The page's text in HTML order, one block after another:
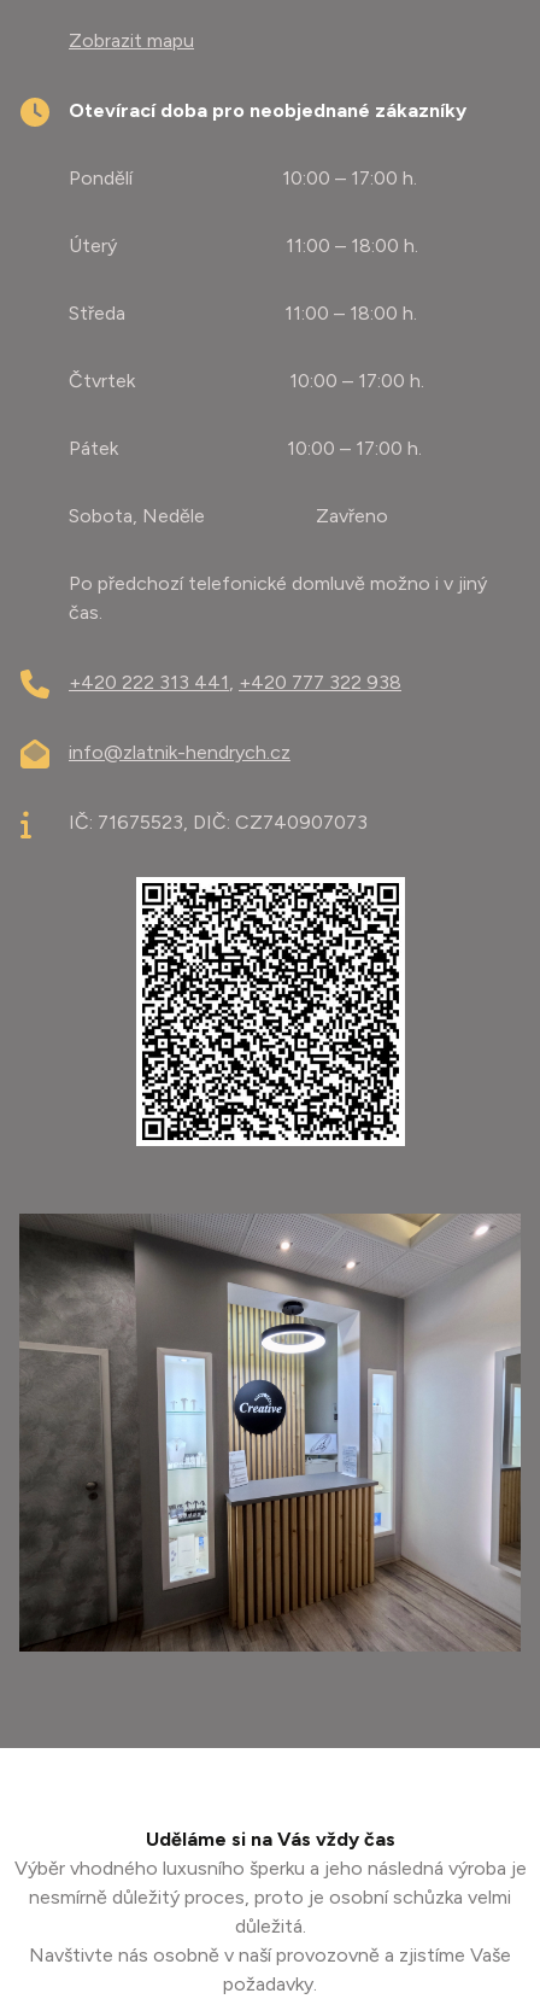
Zobrazit mapu
Otevírací doba pro neobjednané zákazníky
Pondělí 10:00 – 17:00 h.
Úterý 11:00 – 18:00 h.
Středa 11:00 – 18:00 h.
Čtvrtek 10:00 – 17:00 h.
Pátek 10:00 – 17:00 h.
Sobota, Neděle Zavřeno
Po předchozí telefonické domluvě možno i v jiný
čas.
+420 222 313 441 +420 777 322 938
info@zlatnik-hendrych.cz
IČ: 71675523, DIČ: CZ740907073
Uděláme si na Vás vždy čas
Výběr vhodného luxusního šperku a jeho následná výroba je
nesmírně důležitý proces, proto je osobní schůzka velmi
důležitá.
Navštivte nás osobně v naší provozovně a zjistíme Vaše
požadavky.